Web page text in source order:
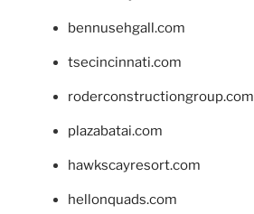
bennusehgall.com
tsecincinnati.com
roderconstructiongroup.com
plazabatai.com
hawkscayresort.com
hellonquads.com